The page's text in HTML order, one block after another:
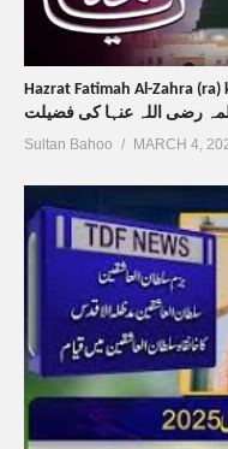
Hazrat Fatimah Al-Zahra
رضی اللہ عنہا کی فضیلت
Sultan Bahoo MARCH 4,